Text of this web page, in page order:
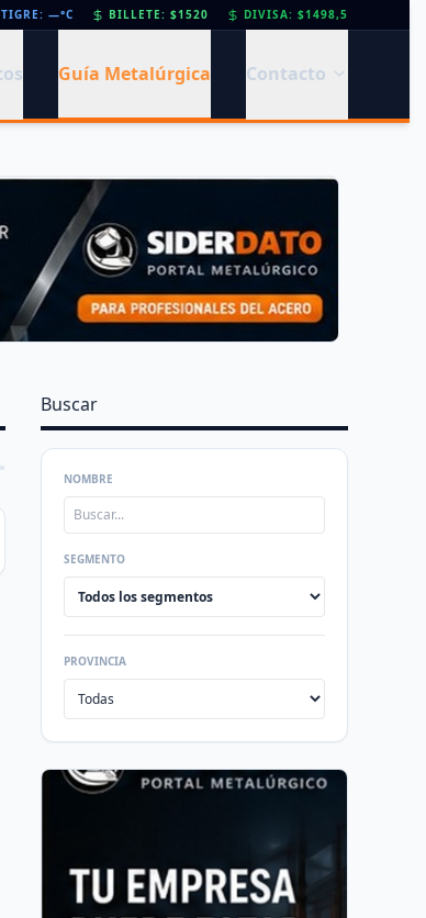
Siderurgia: cómo llega el sector al aniversario 78 del legado de Savio
TIGRE: —°C BILLETE: $1520 DIVISA: $1498,5
Guía Metalúrgica Contacto
Buscar
NOMBRE
SEGMENTO
PROVINCIA